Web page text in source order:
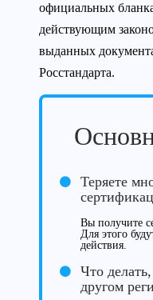
официальных
действующим
выданных
Росстандарта.
Теряете
Вы получите
Для этого
действия.
Что
другом